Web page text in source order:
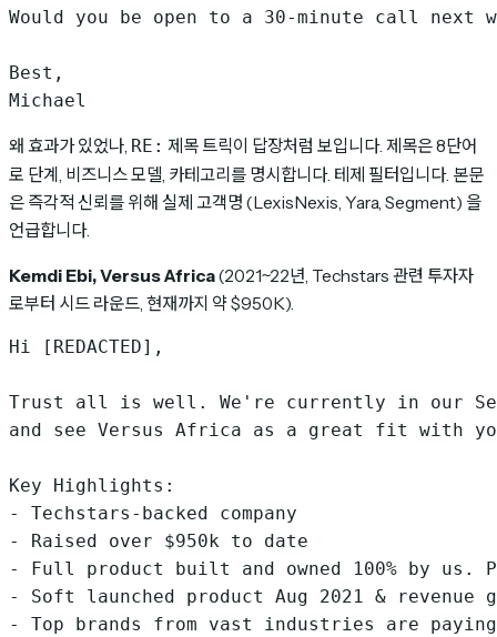
Would you be open to a 30-minute call next
Best,
왜 효과가 있었나, RE: 제목 트릭이 답장처럼 보입니다. 제목은 8단어
로 단계, 비즈니스 모델, 카테고리를 명시합니다. 테제 필터입니다. 본문
은 즉각적 신뢰를 위해 실제 고객명 (LexisNexis, Yara, Segment) 을
언급합니다.
Kemdi Ebi, Versus Africa(2021~22년, Techstars 관련 투자자
로부터 시드 라운드, 현재까지 약 $950K).
Hi [REDACTED],
Trust all is well. We're currently in our
and see Versus Africa as a great fit with
Key Highlights:
- Techstars-backed company
- Raised over $950k to date
- Full product built and owned 100% by us.
- Soft launched product Aug 2021 & revenue
- Top brands from vast industries are